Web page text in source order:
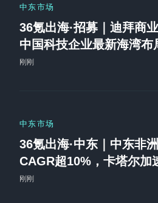
中东市场
36氪出海·招募｜迪拜商
中国科技企业最新海湾布
刚刚
中东市场
36氪出海·中东｜中东非
CAGR超10%，卡塔尔加
刚刚